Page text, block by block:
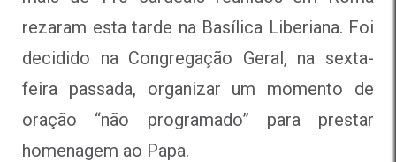
rezaram esta tarde na Basílica Liberiana. Foi
decidido na Congregação Geral, na sexta-
feira passada, organizar um momento de
oração “não programado” para prestar
homenagem ao Papa.